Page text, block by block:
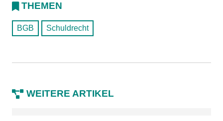
THEMEN
BGB Schuldrecht
WEITERE ARTIKEL